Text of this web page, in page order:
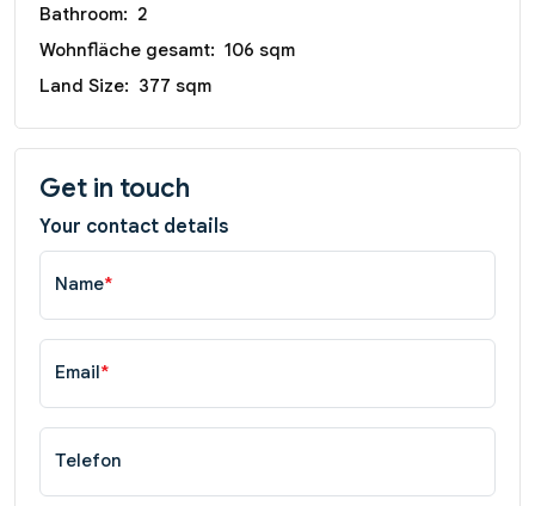
Bathroom: 2
Wohnfläche gesamt: 106 sqm
Land Size: 377 sqm
Get in touch
Your contact details
Name*
Email*
Telefon